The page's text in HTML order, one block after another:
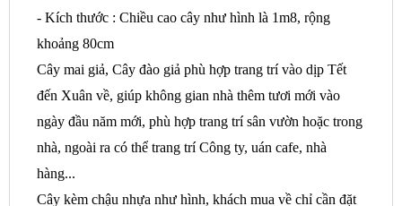
- Kích thước : Chiều cao cây như hình là 1m8, rộng
khoảng 80cm
Cây mai giả, Cây đào giả phù hợp trang trí vào dịp Tết
đến Xuân về, giúp không gian nhà thêm tươi mới vào
ngày đầu năm mới, phù hợp trang trí sân vườn hoặc trong
nhà, ngoài ra có thể trang trí Công ty, uán cafe, nhà
hàng...
Cây kèm chậu nhựa như hình, khách mua về chỉ cần đặt